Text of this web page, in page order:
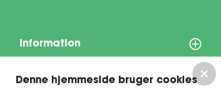
Denne hjemmeside bruger cookies
Information
Om os